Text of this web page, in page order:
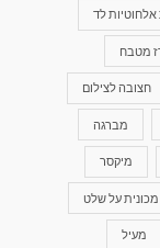
אלחוטיות לד
מטבח
חצובה לצילום
מברגה
מיקסר
מכונית על שלט
מעיל